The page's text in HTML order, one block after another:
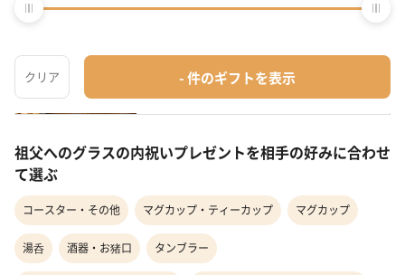
4位 デコレ（Decole）
グラス・カップ・酒器
¥1,210
最短8月11日(火)お届け
祖父へのグラスの内祝いプレゼントを相手の好みに合わせ
て選ぶ
コースター・その他 マグカップ・ティーカップ マグカップ
湯呑 酒器・お猪口 タンブラー